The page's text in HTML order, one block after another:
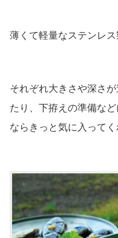
薄くて軽量なステンレ
それぞれ大きさや深さ
たり、下拵えの準備な
ならきっと気に入ってく